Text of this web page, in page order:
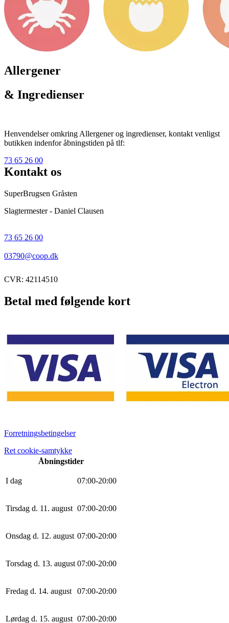
Allergener
& Ingredienser
Henvendelser omkring Allergener og ingredienser, kontakt venligst
butikken indenfor åbningstiden på tlf:
73 65 26 00
Kontakt os
SuperBrugsen Gråsten
Slagtermester - Daniel Clausen
73 65 26 00
03790@coop.dk
CVR: 42114510
Betal med følgende kort
Forretningsbetingelser
Ret cookie-samtykke
Åbningstider
I dag 07:00-20:00
Tirsdag d. 11. august 07:00-20:00
Onsdag d. 12. august 07:00-20:00
Torsdag d. 13. august 07:00-20:00
Fredag d. 14. august 07:00-20:00
Lørdag d. 15. august 07:00-20:00